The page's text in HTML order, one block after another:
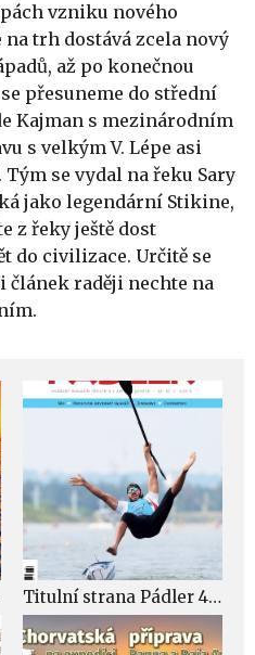
vzniku nového
trh dostává zcela nový
až po konečnou
přesuneme do střední
Kajman s mezinárodním
s velkým V. Lépe asi
se vydal na řeku Sary
jako legendární Stikine,
z řeky ještě dost
do civilizace. Určitě se
článek raději nechte na
Titulní strana Pádler 4/2017